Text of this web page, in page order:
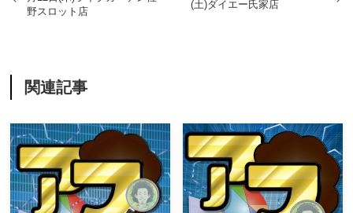
野スロット店
(土)ダイエー氏家店
関連記事